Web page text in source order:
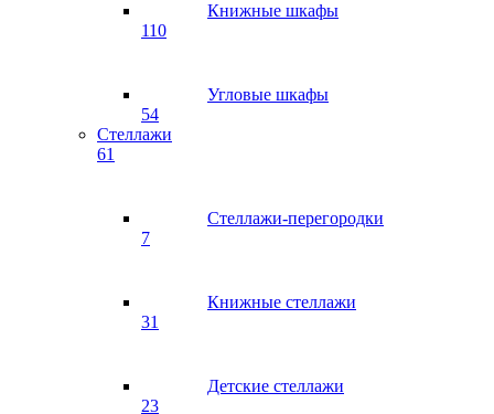
Книжные шкафы
110
Угловые шкафы
54
Стеллажи
61
Стеллажи-перегородки
7
Книжные стеллажи
31
Детские стеллажи
23